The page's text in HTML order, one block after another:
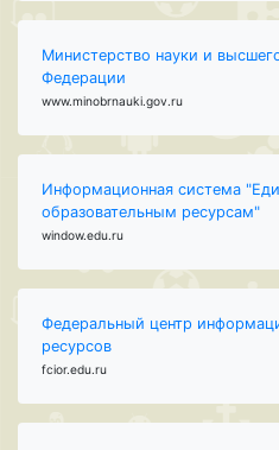
Министерство науки и
Федерации
www.minobrnauki.gov.ru
Информационная система
образовательным ресурсам"
window.edu.ru
Федеральный центр
ресурсов
fcior.edu.ru